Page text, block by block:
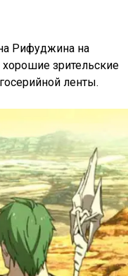
Рифуджина на
хорошие зрительские
ленты.